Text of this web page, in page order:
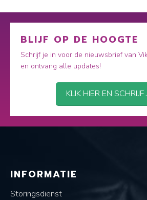
BLIJF OP DE HOOGTE
Schrijf je in voor de nieuwsbrief van
en ontvang alle updates!
KLIK HIER EN SCHRIJF
INFORMATIE
Storingsdienst